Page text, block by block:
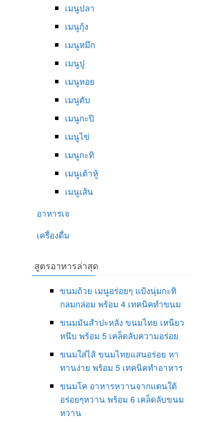
เมนูปลา
เมนูกุ้ง
เมนูหมึก
เมนูปู
เมนูหอย
เมนูตับ
เมนูกะปิ
เมนูไข่
เมนูกะทิ
เมนูเต้าหู้
เมนูเส้น
อาหารเจ
เครื่องดื่ม
สูตรอาหารล่าสุด
ขนมถ้วย เมนูอร่อยๆ แป้งนุ่มกะทิ
กลมกล่อม พร้อม 4 เทคนิคทำขนม
ขนมมันสำปะหลัง ขนมไทย เหนียว
หนึบ พร้อม 5 เคล็ดลับความอร่อย
ขนมใส่ไส้ ขนมไทยแสนอร่อย หา
ทานง่าย พร้อม 5 เทคนิคทำอาหาร
ขนมโค อาหารหวานจากแดนใต้
อร่อยๆหวาน พร้อม 6 เคล็ดลับขนม
หวาน